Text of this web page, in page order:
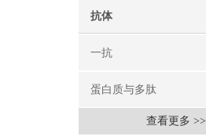
抗体
一抗
蛋白质与多肽
查看更多 >>